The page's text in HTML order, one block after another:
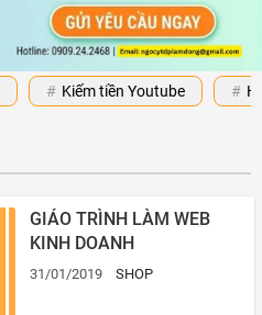
Kiếm tiền Youtube
GIÁO TRÌNH LÀM WEB
KINH DOANH
31/01/2019 SHOP